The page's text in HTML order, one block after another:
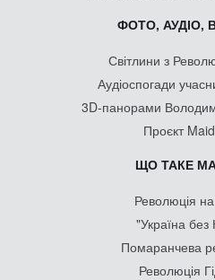
ФОТО, АУДІО,
Світлини з
Аудіоспогади
3D-панорами
Проєкт
ЩО ТАКЕ
Революція на
"Україна без
Помаранчева
Революція